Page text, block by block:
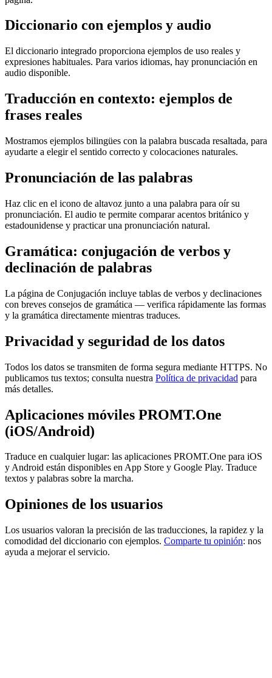
Diccionario con ejemplos y audio
El diccionario integrado proporciona ejemplos de uso reales y
expresiones habituales. Para varios idiomas, hay pronunciación en
audio disponible.
Traducción en contexto: ejemplos de
frases reales
Mostramos ejemplos bilingües con la palabra buscada resaltada, para
ayudarte a elegir el sentido correcto y colocaciones naturales.
Pronunciación de las palabras
Haz clic en el icono de altavoz junto a una palabra para oír su
pronunciación. El audio te permite comparar acentos británico y
estadounidense y practicar una pronunciación natural.
Gramática: conjugación de verbos y
declinación de palabras
La página de Conjugación incluye tablas de verbos y declinaciones
con breves consejos de gramática — verifica rápidamente las formas
y la gramática directamente mientras traduces.
Privacidad y seguridad de los datos
Todos los datos se transmiten de forma segura mediante HTTPS. No
publicamos tus textos; consulta nuestra Política de privacidad para
más detalles.
Aplicaciones móviles PROMT.One
(iOS/Android)
Traduce en cualquier lugar: las aplicaciones PROMT.One para iOS
y Android están disponibles en App Store y Google Play. Traduce
textos y palabras sobre la marcha.
Opiniones de los usuarios
Los usuarios valoran la precisión de las traducciones, la rapidez y la
comodidad del diccionario con ejemplos. Comparte tu opinión: nos
ayuda a mejorar el servicio.